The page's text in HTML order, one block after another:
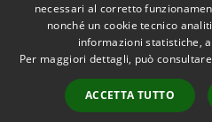
Accessibilità
necessari al corretto
nonché un cookie tecnico
informazioni statistiche,
Per maggiori dettagli, può
ACCETTA TUTTO